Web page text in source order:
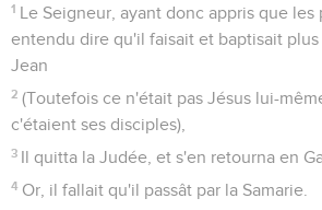
1 Le Seigneur, ayant donc appris que les
entendu dire qu'il faisait et baptisait
Jean
2 (Toutefois ce n'était pas Jésus lui-
c'étaient ses disciples),
3 Il quitta la Judée, et s'en retourna en
4 Or, il fallait qu'il passât par la Samarie.